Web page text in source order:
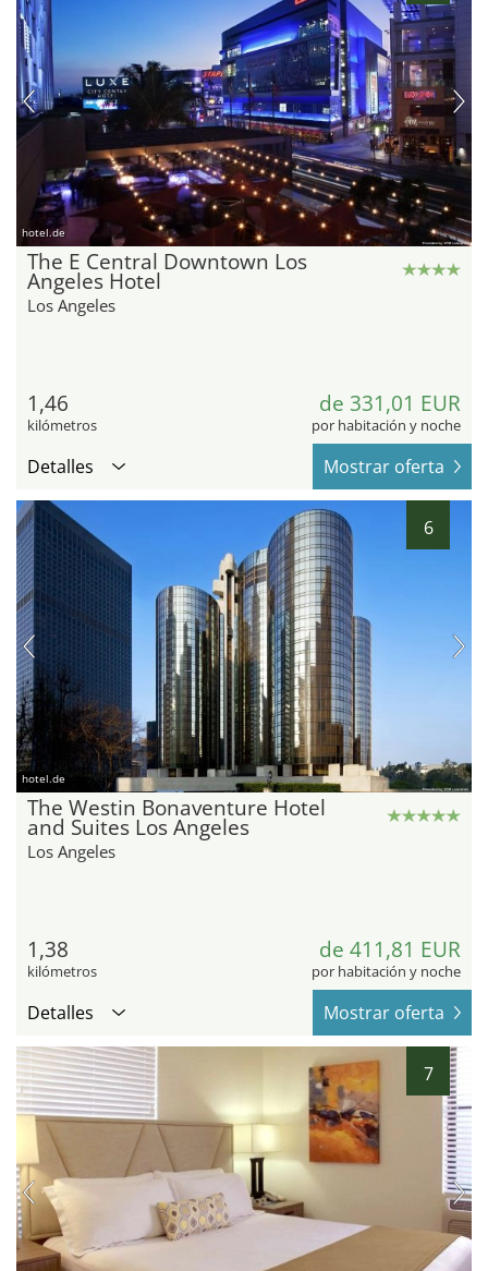
hotel.de
The E Central Downtown Los
Angeles Hotel
Los Angeles
1,46
kilómetros
de 331,01 EUR
por habitación y noche
Detalles Mostrar oferta
6
hotel.de
The Westin Bonaventure Hotel
and Suites Los Angeles
Los Angeles
1,38
kilómetros
de 411,81 EUR
por habitación y noche
Detalles Mostrar oferta
7